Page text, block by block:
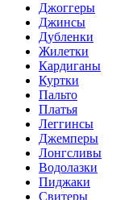
Джоггеры
Джинсы
Дубленки
Жилетки
Кардиганы
Куртки
Пальто
Платья
Леггинсы
Джемперы
Лонгсливы
Водолазки
Пиджаки
Свитеры